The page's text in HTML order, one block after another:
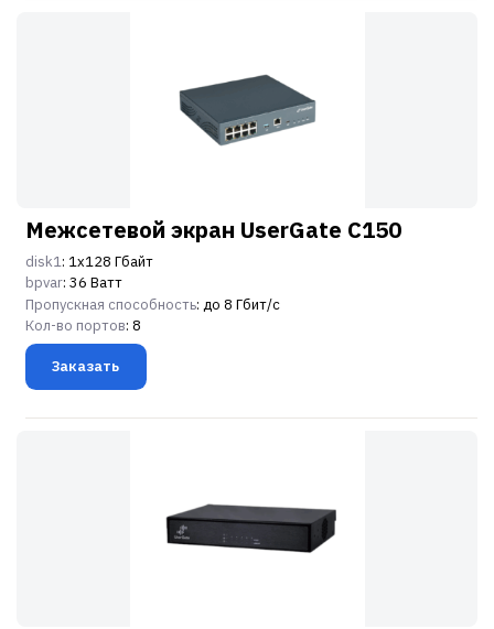
Межсетевой экран UserGate C150
disk1: 1х128 Гбайт
bpvar: 36 Ватт
Пропускная способность: до 8 Гбит/c
Кол-во портов: 8
Заказать